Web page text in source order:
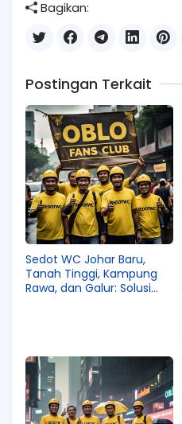
Bagikan:
Postingan Terkait
Sedot WC Johar Baru,
Tanah Tinggi, Kampung
Rawa, dan Galur: Solusi